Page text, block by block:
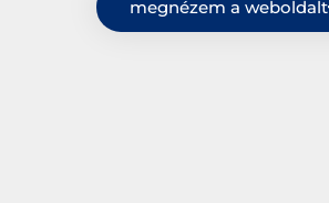
megnézem a weboldalt